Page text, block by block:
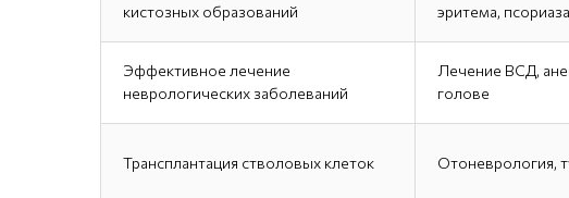
кистозных образований
эритема,
Эффективное лечение
неврологических заболеваний
Лечение ВСД,
голове
Трансплантация стволовых клеток Отоневрология,